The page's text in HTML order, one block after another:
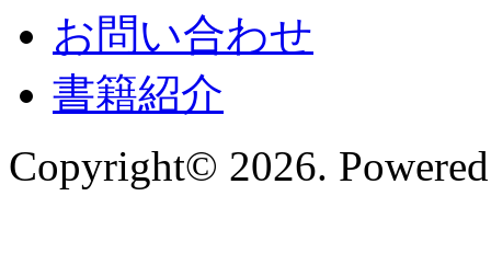
お問い合わせ
書籍紹介
Copyright© 2026.